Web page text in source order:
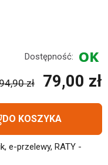
Dostępność:
zł 79,00 zł
DO KOSZYKA
e-przelewy, RATY -